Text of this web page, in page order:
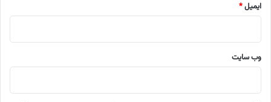
ایمیل*
وب‌ سایت